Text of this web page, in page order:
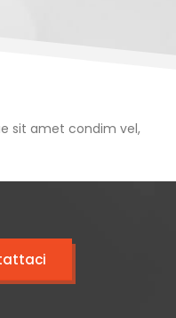
sit amet condim vel,